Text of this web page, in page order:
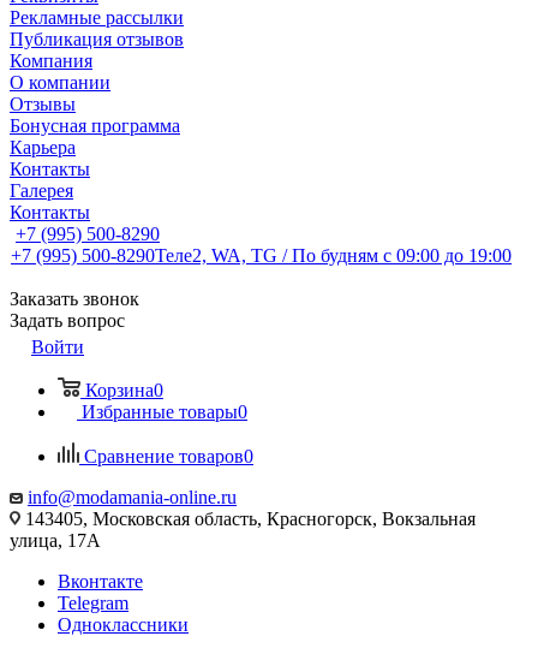
Рекламные рассылки
Публикация отзывов
Компания
О компании
Отзывы
Бонусная программа
Карьера
Контакты
Галерея
Контакты
+7 (995) 500-8290
+7 (995) 500-8290Теле2, WA, TG / По будням c 09:00 до 19:00
Заказать звонок
Задать вопрос
Войти
Корзина0
Избранные товары0
Сравнение товаров0
info@modamania-online.ru
143405, Московская область, Красногорск, Вокзальная
улица, 17А
Вконтакте
Telegram
Одноклассники